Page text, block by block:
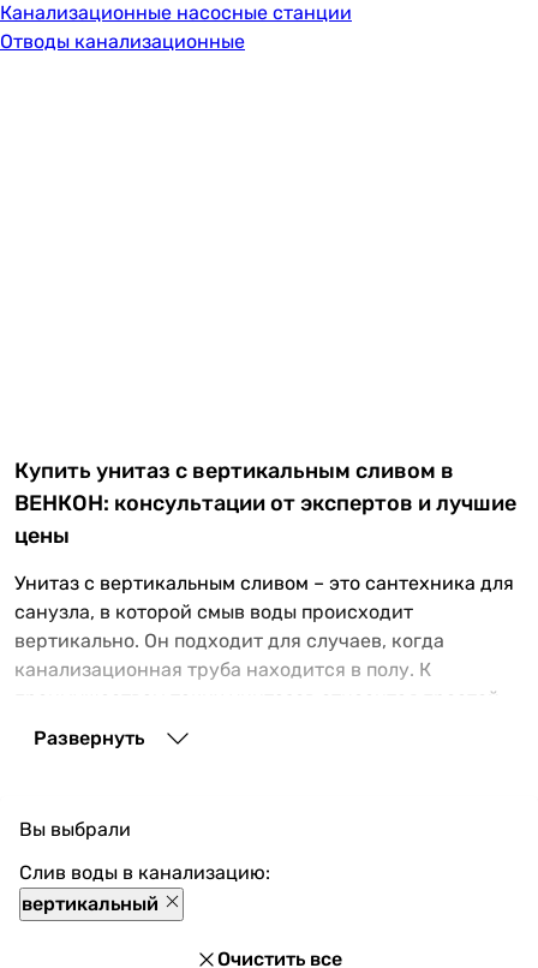
Канализационные насосные станции
Отводы канализационные
Купить унитаз с вертикальным сливом в
ВЕНКОН: консультации от экспертов и лучшие
цены
Унитаз с вертикальным сливом – это сантехника для
санузла, в которой смыв воды происходит
вертикально. Он подходит для случаев, когда
канализационная труба находится в полу. К
преимуществам таких унитазов относится простой
монтаж и возможность установки максимально
близко к стене. Купить унитаз с вертикальным
канализационной трубы в полу.
Какие унитазы с вертикальным выпуском
присутствуют в нашем ассортименте
В нашем товарном каталоге вы найдете большой
Развернуть
Вы выбрали
Слив воды в канализацию:
вертикальный
Очистить все